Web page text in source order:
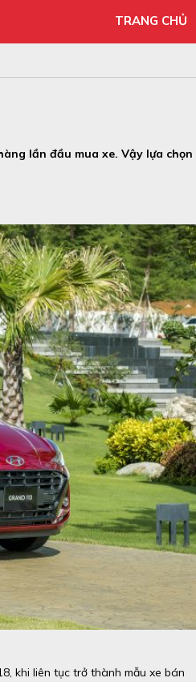
TRANG CHỦ
lần đầu mua xe. Vậy lựa chọn
khi liên tục trở thành mẫu xe bán